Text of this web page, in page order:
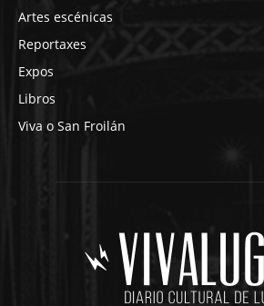
Artes escénicas
Reportaxes
Expos
Libros
Viva o San Froilán